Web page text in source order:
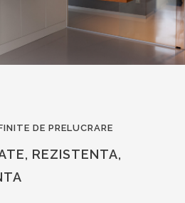
DE PRELUCRARE
REZISTENTA,